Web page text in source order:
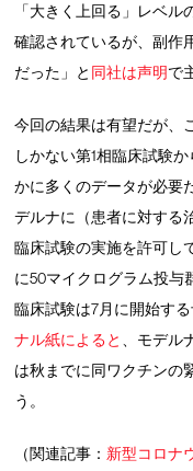
「大きく上回る」レベ
確認されているが、副作
だった」と 同社は声明で
今回の結果は有望だが、
しかない第1相臨床試験
かに多くのデータが必要
デルナに（患者に対する
臨床試験の実施を許可し
に50マイクログラム投与
臨床試験は7月に開始する
ナル紙によると
、モデ
は秋までに同ワクチンの
う。
（関連記事： 新型コロナ